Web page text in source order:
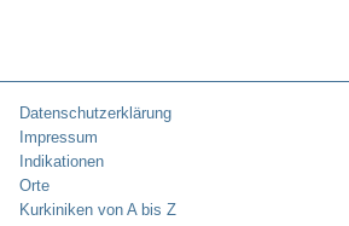
Datenschutzerklärung
Impressum
Indikationen
Orte
Kurkiniken von A bis Z